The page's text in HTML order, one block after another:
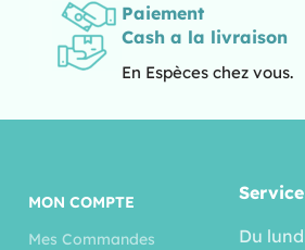
Paiement
Cash a la livraison
En Espèces chez vous.
MON COMPTE
Mes Commandes
Du